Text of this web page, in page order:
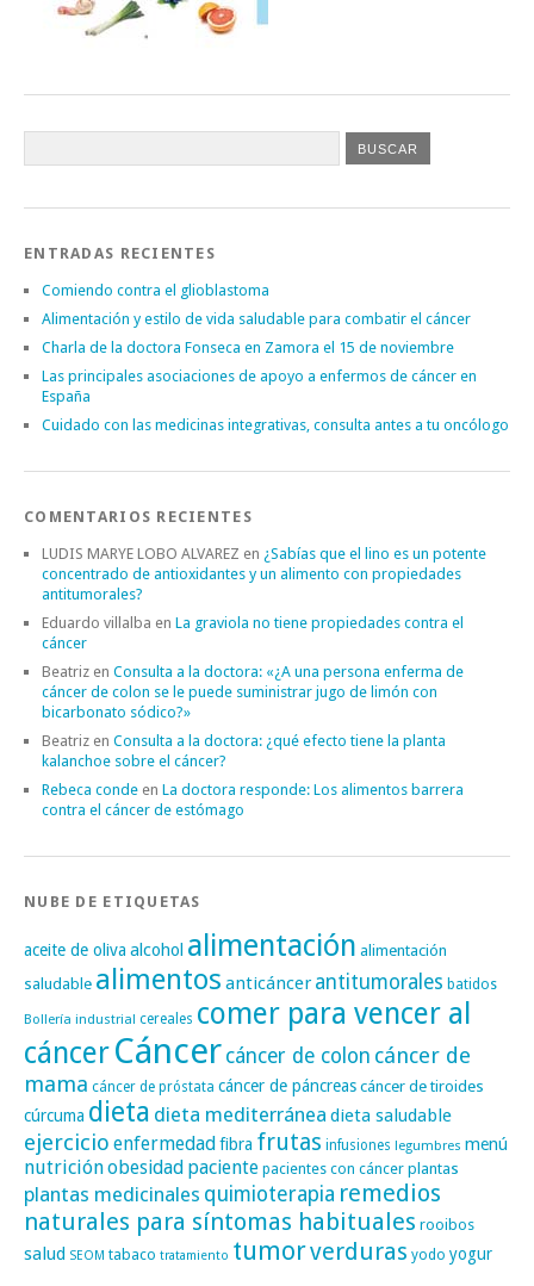
ENTRADAS RECIENTES
Comiendo contra el glioblastoma
Alimentación y estilo de vida saludable para combatir el cáncer
Charla de la doctora Fonseca en Zamora el 15 de noviembre
Las principales asociaciones de apoyo a enfermos de cáncer en
España
Cuidado con las medicinas integrativas, consulta antes a tu oncólogo
COMENTARIOS RECIENTES
LUDIS MARYE LOBO ALVAREZ en ¿Sabías que el lino es un potente
concentrado de antioxidantes y un alimento con propiedades
antitumorales?
Eduardo villalba en La graviola no tiene propiedades contra el
cáncer
Beatriz en Consulta a la doctora: «¿A una persona enferma de
cáncer de colon se le puede suministrar jugo de limón con
bicarbonato sódico?»
Beatriz en Consulta a la doctora: ¿qué efecto tiene la planta
kalanchoe sobre el cáncer?
Rebeca conde en La doctora responde: Los alimentos barrera
contra el cáncer de estómago
NUBE DE ETIQUETAS
aceite de oliva alcohol alimentación alimentación
saludable alimentos anticáncer antitumorales batidos
Bollería industrial cereales comer para vencer al
cáncerCáncer cáncer de colon cáncer de
mama cáncer de próstata cáncer de páncreascáncer de tiroides
cúrcuma dieta dieta mediterránea dieta saludable
ejercicio enfermedadfibra frutas infusiones legumbres menú
nutriciónobesidad paciente pacientes con cáncer plantas
plantas medicinales quimioterapia remedios
naturales para síntomas habituales rooibos
salud SEOM tabaco tratamiento tumorverduras yodo yogur